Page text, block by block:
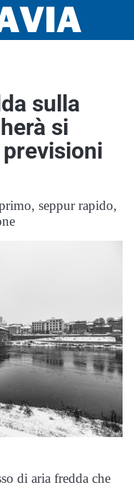
sulla
si
seppur rapido,
di aria fredda che